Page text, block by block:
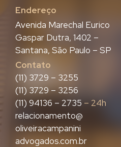
Endereço
Avenida Marechal Eurico
Gaspar Dutra, 1402 –
Santana, São Paulo – SP
Contato
(11) 3729 – 3255
(11) 3729 – 3256
(11) 94136 – 2735 – 24h
relacionamento@
oliveiracampanini
advogados.com.br